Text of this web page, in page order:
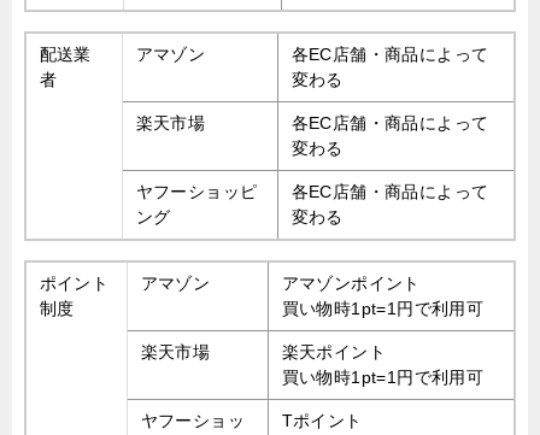
配送業
者
アマゾン
各EC店舗・商品によって
変わる
楽天市場
各EC店舗・商品によって
変わる
ヤフーショッピ
ング
各EC店舗・商品によって
変わる
ポイント
制度
アマゾン
アマゾンポイント
買い物時1pt=1円で利用可
楽天市場
楽天ポイント
買い物時1pt=1円で利用可
ヤフーショッ
Tポイント